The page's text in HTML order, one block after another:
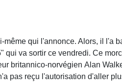
qui l'annonce. Alors, il l'a
qui va sortir ce vendredi. Ce
britannico-norvégien Alan
pas reçu l'autorisation d'aller